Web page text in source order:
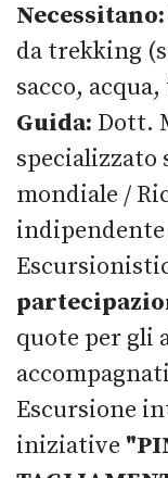
Necessitano:
da trekking
sacco,
Guida: Dott.
specializzato
mondiale /
quote per gli
Escursione
iniziative